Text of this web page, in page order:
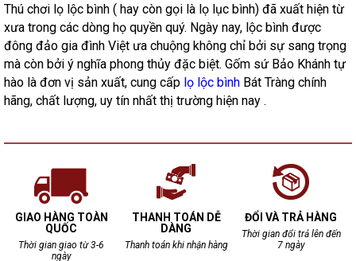
Thú chơi lọ lộc bình ( hay còn gọi là lọ lục bình) đã xuất hiện từ
xưa trong các dòng họ quyền quý. Ngày nay, lộc bình được
đông đảo gia đình Việt ưa chuộng không chỉ bởi sự sang trọng
mà còn bởi ý nghĩa phong thủy đặc biệt. Gốm sứ Bảo Khánh tự
hào là đơn vị sản xuất, cung cấp lọ lộc bình Bát Tràng chính
hãng, chất lượng, uy tín nhất thị trường hiện nay .
GIAO HÀNG TOÀN
QUỐC
Thời gian giao từ 3-6
ngày
THANH TOÁN DỄ
DÀNG
Thanh toán khi nhận hàng
ĐỔI VÀ TRẢ HÀNG
Thời gian đổi trả lên đến
7 ngày